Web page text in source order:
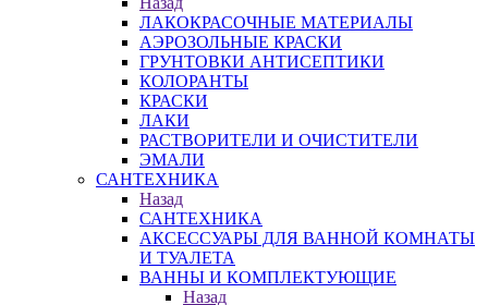
ЛАКОКРАСОЧНЫЕ МАТЕРИАЛЫ
АЭРОЗОЛЬНЫЕ КРАСКИ
ГРУНТОВКИ АНТИСЕПТИКИ
КОЛОРАНТЫ
КРАСКИ
ЛАКИ
РАСТВОРИТЕЛИ И ОЧИСТИТЕЛИ
ЭМАЛИ
САНТЕХНИКА
Назад
САНТЕХНИКА
АКСЕССУАРЫ ДЛЯ ВАННОЙ КОМНАТЫ
И ТУАЛЕТА
ВАННЫ И КОМПЛЕКТУЮЩИЕ
Назад